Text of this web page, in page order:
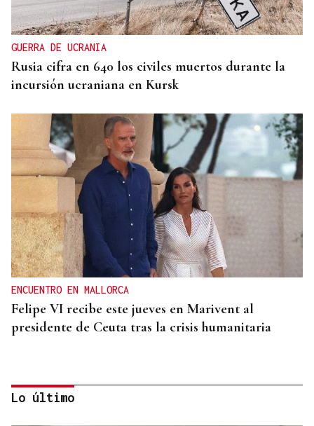
GUERRA DE UCRANIA
Rusia cifra en 640 los civiles muertos durante la
incursión ucraniana en Kursk
ENCUENTRO EN MALLORCA
Felipe VI recibe este jueves en Marivent al
presidente de Ceuta tras la crisis humanitaria
Lo último